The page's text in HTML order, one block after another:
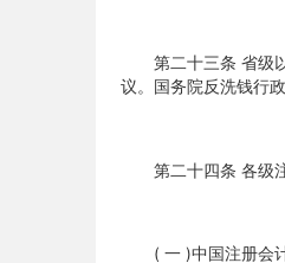
第二十三条 省级以
议。国务院反洗钱行
第二十四条 各级注
( 一 )中国注册会计